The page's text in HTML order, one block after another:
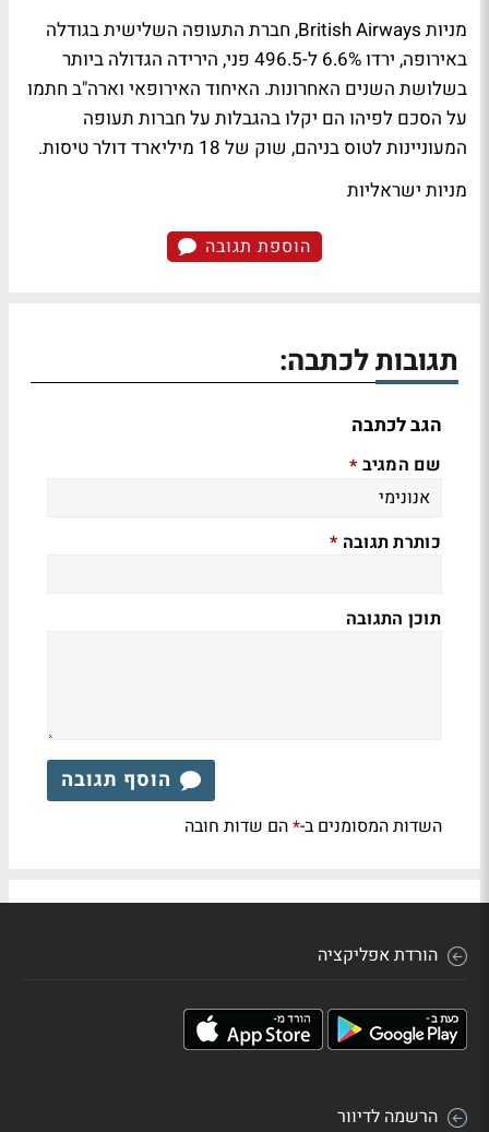
מניות British Airways, חברת התעופה השלישית בגודלה
באירופה, ירדו 6.6% ל-496.5 פני, הירידה הגדולה ביותר
בשלושת השנים האחרונות. האיחוד האירופאי וארה"ב חתמו
על הסכם לפיהו הם יקלו בהגבלות על חברות תעופה
המעוניינות לטוס בניהם, שוק של 18 מיליארד דולר טיסות.
מניות ישראליות
הוספת תגובה
תגובות לכתבה:
הגב לכתבה
שם המגיב *
כותרת תגובה *
תוכן התגובה
הוסף תגובה
השדות המסומנים ב-*הם שדות חובה
הורדת אפליקציה
הרשמה לדיוור